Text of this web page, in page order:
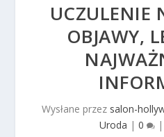
UCZULENIE
OBJAWY,
Wysłane przez salon-
Uroda | 0 |